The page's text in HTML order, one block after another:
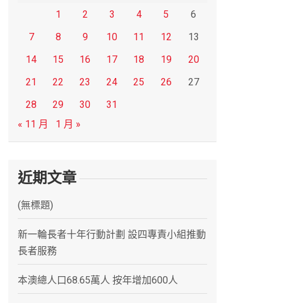
1
2 3 4 5
6
7
8 9 10 11 12
13
14
15 16 17 18 19
20
21
22 23 24 25 26
27
28
29 30
31
« 11 月
1 月 »
近期文章
(無標題)
新一輪長者十年行動計劃 設四專責小組推動
長者服務
本澳總人口68.65萬人 按年增加600人